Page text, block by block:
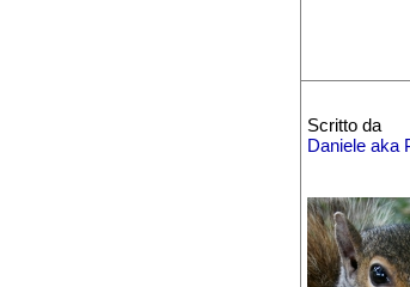
Scritto da
Daniele aka